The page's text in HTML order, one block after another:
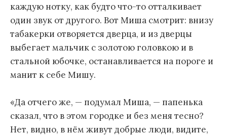
каждую нотку, как будто что-то отталкивает
один звук от другого. Вот Миша смотрит: внизу
табакерки отворяется дверца, и из дверцы
выбегает мальчик с золотою головкою и в
стальной юбочке, останавливается на пороге и
манит к себе Мишу.
«Да отчего же, — подумал Миша, — папенька
сказал, что в этом городке и без меня тесно?
Нет, видно, в нём живут добрые люди, видите,